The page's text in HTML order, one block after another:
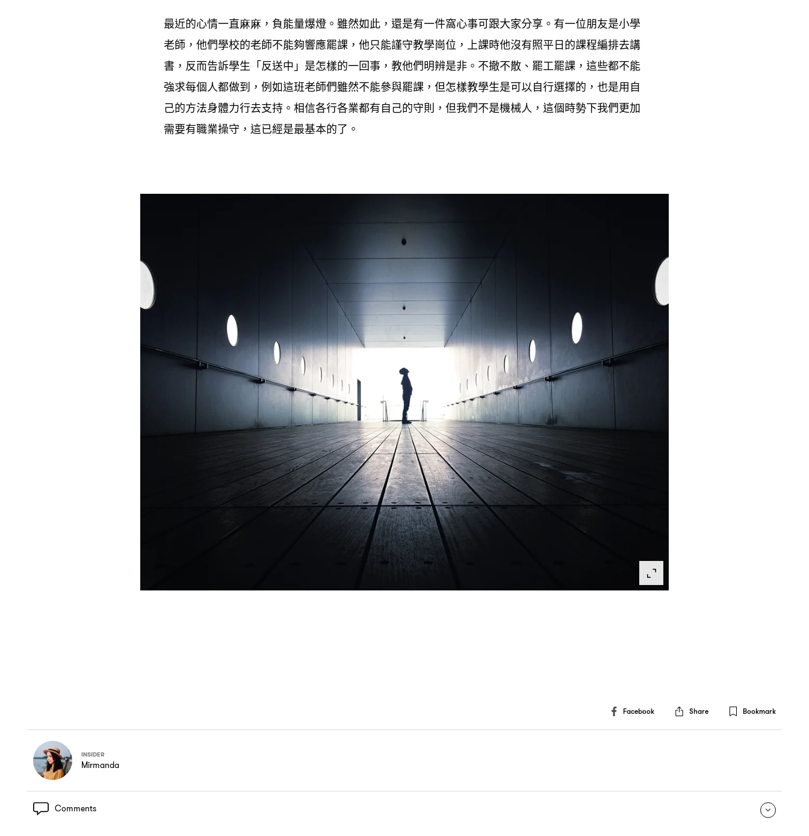
最近的心情一直麻麻 ， 負能量爆燈。雖然如此 ， 還是有一件窩心事可跟大家分享。有一位朋友是小學
老師 ， 他們學校的老師不能夠響應罷課 ， 他只能謹守教學崗位 ， 上課時他沒有照平日的課程編排去講
書 ， 反而告訴學生「反送中」是怎樣的一回事 ， 教他們明辨是非。不撤不散、罷工罷課 ， 這些都不能
強求每個人都做到 ， 例如這班老師們雖然不能參與罷課 ， 但怎樣教學生是可以自行選擇的 ， 也是用自
己的方法身體力行去支持。相信各行各業都有自己的守則 ， 但我們不是機械人 ， 這個時勢下我們更加
需要有職業操守 ， 這已經是最基本的了。
Facebook Share Bookmark
INSIDER
Mirmanda
Comments